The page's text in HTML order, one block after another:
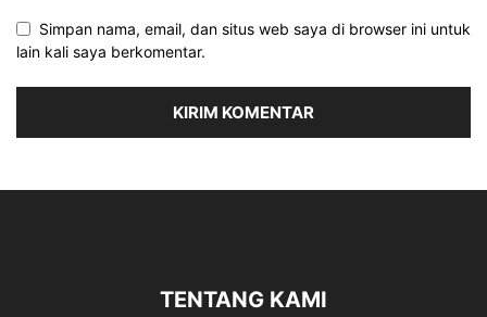
Simpan nama, email, dan situs web saya di browser ini untuk
lain kali saya berkomentar.
TENTANG KAMI